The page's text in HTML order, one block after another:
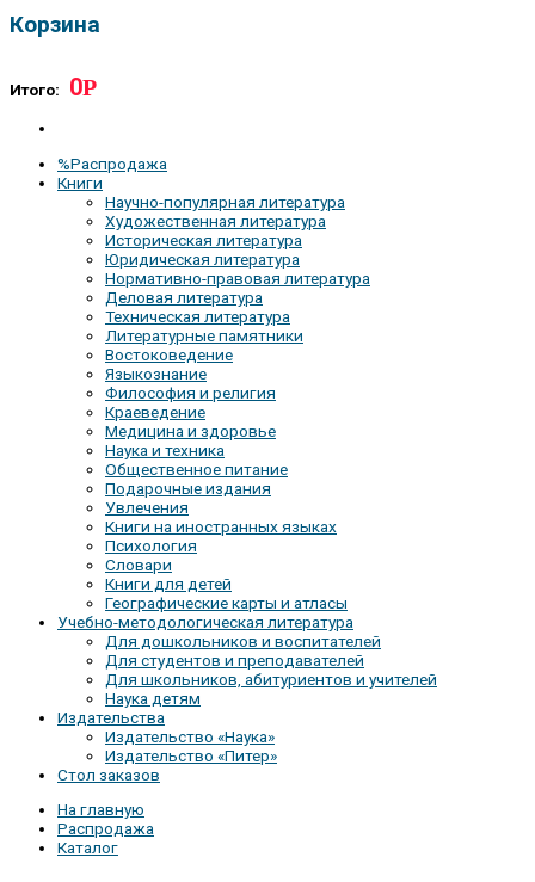
Корзина
Итого: 0Р
%Распродажа
Книги
Научно-популярная литература
Художественная литература
Историческая литература
Юридическая литература
Нормативно-правовая литература
Деловая литература
Техническая литература
Литературные памятники
Востоковедение
Языкознание
Философия и религия
Краеведение
Медицина и здоровье
Наука и техника
Общественное питание
Подарочные издания
Увлечения
Книги на иностранных языках
Психология
Словари
Книги для детей
Географические карты и атласы
Учебно-методологическая литература
Для дошкольников и воспитателей
Для студентов и преподавателей
Для школьников, абитуриентов и учителей
Наука детям
Издательства
Издательство «Наука»
Издательство «Питер»
Стол заказов
На главную
Распродажа
Каталог